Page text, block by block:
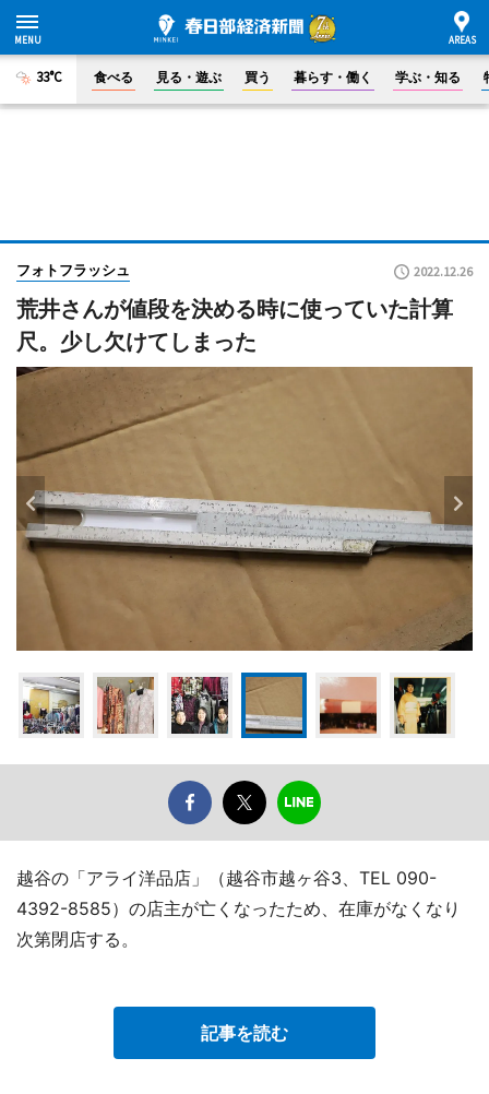
33°C 食べる 見る・遊ぶ 買う 暮らす・働く 学ぶ・知る
フォトフラッシュ 2022.12.26
荒井さんが値段を決める時に使っていた計算
尺。少し欠けてしまった
越谷の「アライ洋品店」（越谷市越ヶ谷3、TEL 090-
4392-8585）の店主が亡くなったため、在庫がなくなり
次第閉店する。
記事を読む